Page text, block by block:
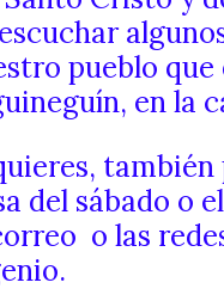
pueblo
en la
del sábado o
o las